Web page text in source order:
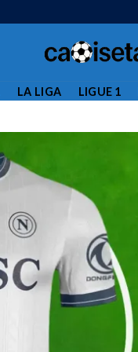
LA LIGA LIGUE 1